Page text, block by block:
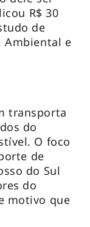
R$ 30
de
Ambiental e
transporta
do
O foco
de
do Sul
do
motivo que